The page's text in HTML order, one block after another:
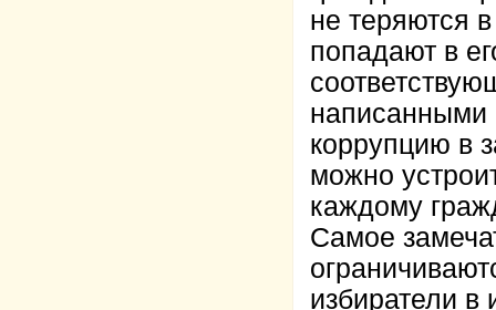
не теряются
попадают в
написанными
коррупцию в
можно
каждому
Самое
избиратели в